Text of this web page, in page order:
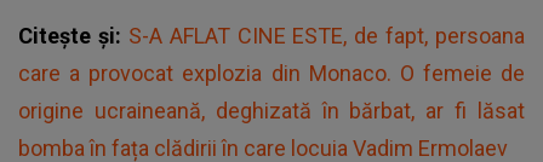
Citește și: S-A AFLAT CINE ESTE, de fapt, persoana
care a provocat explozia din Monaco. O femeie de
origine ucraineană, deghizată în bărbat, ar fi lăsat
bomba în fața clădirii în care locuia Vadim Ermolaev